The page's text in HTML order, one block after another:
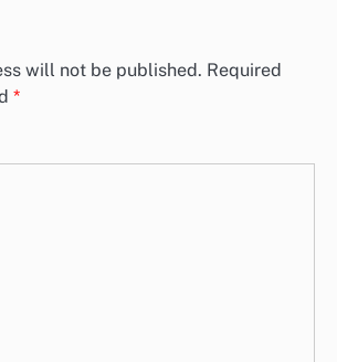
will not be published. Required
*